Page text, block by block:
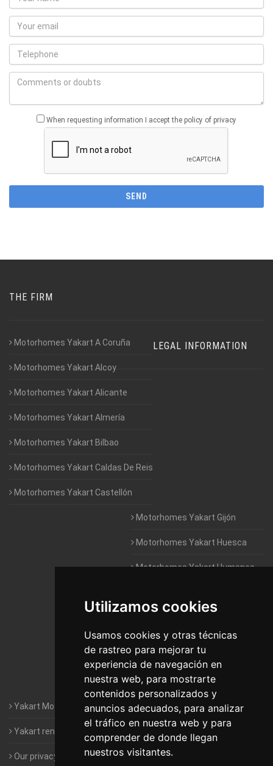
Utilizamos cookies
Usamos cookies y otras técnicas
de rastreo para mejorar tu
experiencia de navegación en
nuestra web, para mostrarte
contenidos personalizados y
anuncios adecuados, para analizar
el tráfico en nuestra web y para
comprender de donde llegan
nuestros visitantes.
When requesting information I accept the policy of privacy
THE FIRM
Motorhomes Yakart A Coruña
Motorhomes Yakart Alcoy
Motorhomes Yakart Alicante
Motorhomes Yakart Almería
Motorhomes Yakart Bilbao
Motorhomes Yakart Caldas De Reis
Motorhomes Yakart Castellón
Motorhomes Yakart Gijón
Motorhomes Yakart Huesca
Motorhomes Yakart Humanes
Motorhomes Yakart Jaén
Motorhomes Yakart Lugo
Motorhomes Yakart Valencia
Motorhomes Yakart Vitoria
LEGAL INFORMATION
Yakart Motorhomes : The Company
Yakart rental conditions
Our privacy policy